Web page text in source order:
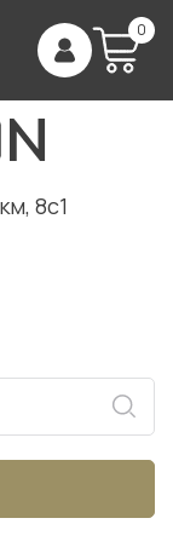
0
8с1